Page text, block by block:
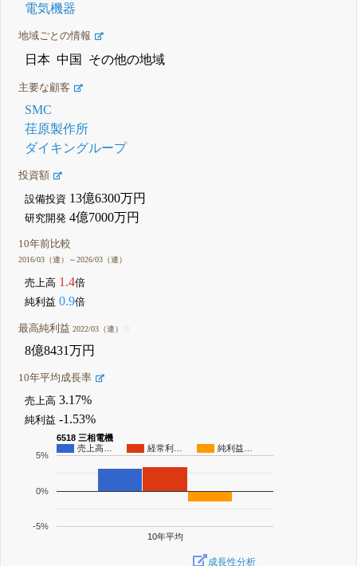
電気機器
地域ごとの情報
日本 中国 その他の地域
主要な顧客
SMC
荏原製作所
ダイキングループ
投資額
設備投資 13億6300万円
研究開発 4億7000万円
10年前比較
2016/03（連）～2026/03（連）
売上高 1.4倍
純利益 0.9倍
最高純利益2022/03（連）
8億8431万円
10年平均成長率
売上高 3.17%
純利益 -1.53%
6518 三相電機
売上高…
経常利… 純利益…
10年平均
-5%
0%
5%
成長性分析